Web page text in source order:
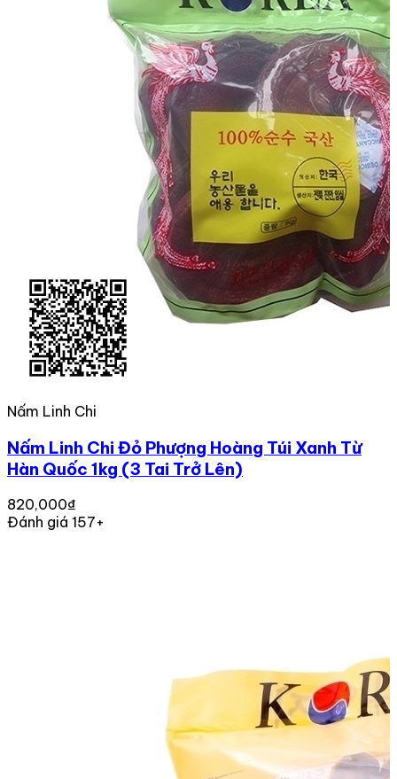
Nấm Linh Chi
Nấm Linh Chi Đỏ Phượng Hoàng Túi Xanh Từ
Hàn Quốc 1kg (3 Tai Trở Lên)
820,000₫
Đánh giá 157+